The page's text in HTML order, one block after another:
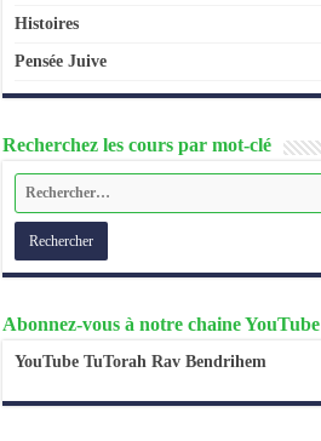
Histoires
Pensée Juive
Recherchez les cours par mot-clé
Abonnez-vous à notre chaine YouTube
YouTube TuTorah Rav Bendrihem